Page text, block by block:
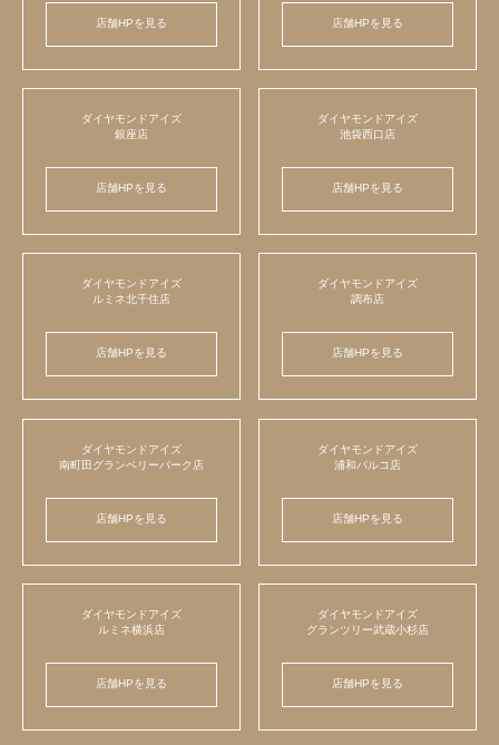
店舗HPを見る 店舗HPを見る
ダイヤモンドアイズ
銀座店
店舗HPを見る
ダイヤモンドアイズ
池袋西口店
店舗HPを見る
ダイヤモンドアイズ
ルミネ北千住店
店舗HPを見る
ダイヤモンドアイズ
調布店
店舗HPを見る
ダイヤモンドアイズ
南町田グランベリーパーク店
店舗HPを見る
ダイヤモンドアイズ
浦和パルコ店
店舗HPを見る
ダイヤモンドアイズ
ルミネ横浜店
店舗HPを見る
ダイヤモンドアイズ
グランツリー武蔵小杉店
店舗HPを見る